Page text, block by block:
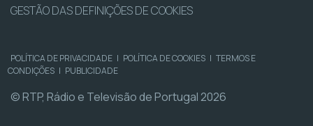
GESTÃO DAS DEFINIÇÕES DE COOKIES
POLÍTICA DE PRIVACIDADE | POLÍTICA DE COOKIES | TERMOS E
CONDIÇÕES | PUBLICIDADE
© RTP, Rádio e Televisão de Portugal 2026